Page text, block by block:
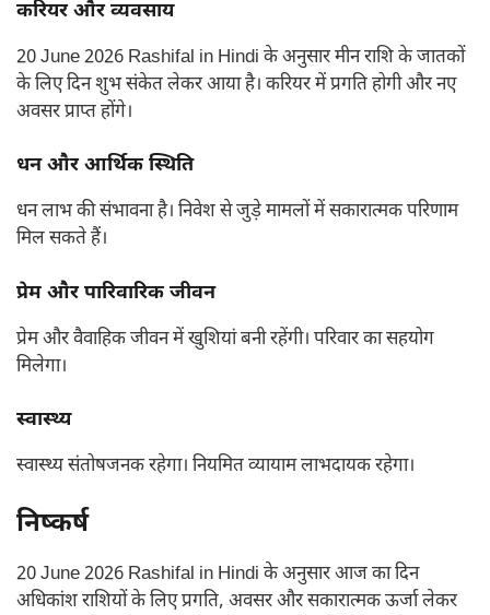
करियर और व्यवसाय
20 June 2026 Rashifal in Hindi के अनुसार मीन राशि के जातकों
के लिए दिन शुभ संकेत लेकर आया है। करियर में प्रगति होगी और नए
अवसर प्राप्त होंगे।
धन और आर्थिक स्थिति
धन लाभ की संभावना है। निवेश से जुड़े मामलों में सकारात्मक परिणाम
मिल सकते हैं।
प्रेम और पारिवारिक जीवन
प्रेम और वैवाहिक जीवन में खुशियां बनी रहेंगी। परिवार का सहयोग
मिलेगा।
स्वास्थ्य
स्वास्थ्य संतोषजनक रहेगा। नियमित व्यायाम लाभदायक रहेगा।
निष्कर्ष
20 June 2026 Rashifal in Hindi के अनुसार आज का दिन
अधिकांश राशियों के लिए प्रगति, अवसर और सकारात्मक ऊर्जा लेकर